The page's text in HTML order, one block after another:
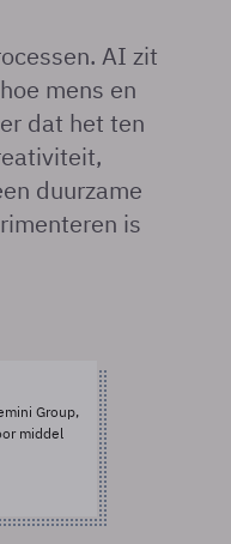
AI zit
mens en
dat het ten
duurzame
is
Group,
middel